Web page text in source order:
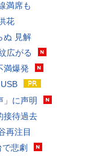
満席も
花
ぬ 見解
広がる
満爆発
」に声明
接待過去
再注目
悲劇